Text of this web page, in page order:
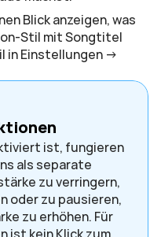
Blick anzeigen, was
Stil mit Songtitel
in Einstellungen ->
ist, fungieren
als separate
zu verringern,
oder zu pausieren,
zu erhöhen. Für